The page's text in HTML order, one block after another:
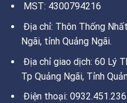
MST: 4300794216
Địa chỉ: Thôn Thống
Ngãi, tỉnh Quảng Ngãi.
Địa chỉ giao dịch: 60 Lý
Tp Quảng Ngãi, Tỉnh
Điện thoại: